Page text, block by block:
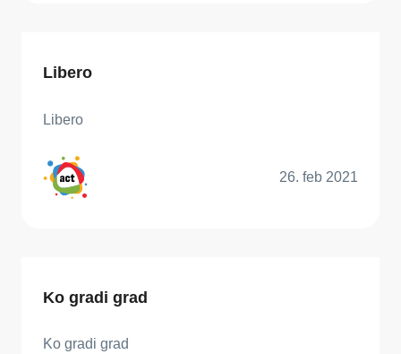
Libero
Libero
26. feb 2021
Ko gradi grad
Ko gradi grad